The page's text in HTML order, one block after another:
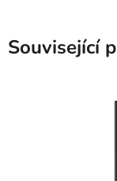
Související